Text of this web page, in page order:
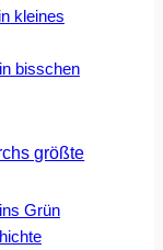
kleines
bisschen
größte
Grün